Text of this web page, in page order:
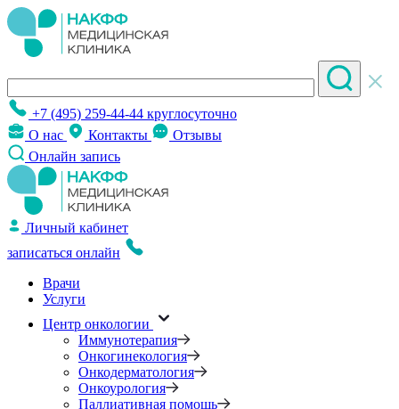
+7 (495) 259-44-44 круглосуточно
О нас
Контакты
Отзывы
Онлайн запись
Личный кабинет
записаться онлайн
Врачи
Услуги
Центр онкологии
Иммунотерапия
Онкогинекология
Онкодерматология
Онкоурология
Паллиативная помощь